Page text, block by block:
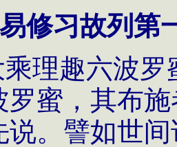
修习故列第
乘理趣六波
罗蜜，其布
说。譬如世